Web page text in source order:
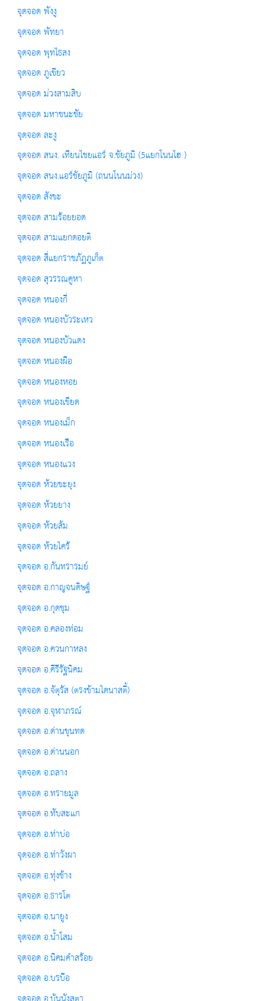
จุดจอด พังงู
จุดจอด พัทยา
จุดจอด พุทไธสง
จุดจอด ภูเขียว
จุดจอด ม่วงสามสิบ
จุดจอด มหาชนะชัย
จุดจอด ละงู
จุดจอด สนง. เทียนไชยแอร์ จ.ชัยภูมิ (5แยกโนนไฮ )
จุดจอด สนง.แอร์ชัยภูมิ (ถนนโนนม่วง)
จุดจอด สังขะ
จุดจอด สามร้อยยอด
จุดจอด สามแยกดอยติ
จุดจอด สี่แยกราชภัฏภูเก็ต
จุดจอด สุวรรณคูหา
จุดจอด หนองกี่
จุดจอด หนองบัวระเหว
จุดจอด หนองบัวแดง
จุดจอด หนองผือ
จุดจอด หนองหอย
จุดจอด หนองเขียด
จุดจอด หนองเม็ก
จุดจอด หนองเรือ
จุดจอด หนองแวง
จุดจอด ห้วยขะยุง
จุดจอด ห้วยยาง
จุดจอด ห้วยส้ม
จุดจอด ห้วยไคร้
จุดจอด อ.กันทรารมย์
จุดจอด อ.กาญจนดิษฐ์
จุดจอด อ.กุดชุม
จุดจอด อ.คลองท่อม
จุดจอด อ.ควนกาหลง
จุดจอด อ.คีรีรัฐนิคม
จุดจอด อ.จัตุรัส (ตรงข้ามไดนาสตี้)
จุดจอด อ.จุฬาภรณ์
จุดจอด อ.ด่านขุนทด
จุดจอด อ.ด่านนอก
จุดจอด อ.ถลาง
จุดจอด อ.ทรายมูล
จุดจอด อ.ทับสะแก
จุดจอด อ.ท่าบ่อ
จุดจอด อ.ท่าวังผา
จุดจอด อ.ทุ่งช้าง
จุดจอด อ.ธารโต
จุดจอด อ.นายูง
จุดจอด อ.น้ำโสม
จุดจอด อ.นิคมคำสร้อย
จุดจอด อ.บรบือ